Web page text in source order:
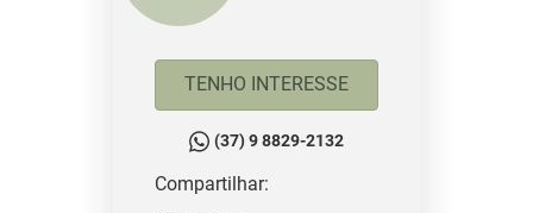
TENHO INTERESSE
(37) 9 8829-2132
Compartilhar: